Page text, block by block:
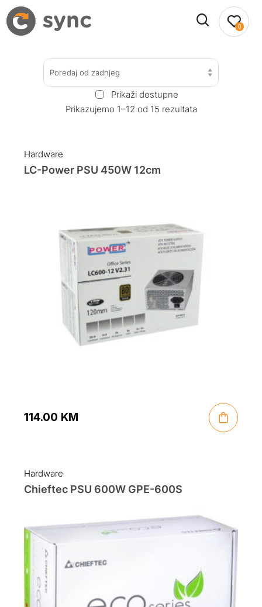
0
Poredaj od zadnjeg
Prikaži dostupne
Prikazujemo 1–12 od 15 rezultata
Hardware
LC-Power PSU 450W 12cm
114.00 KM
Hardware
Chieftec PSU 600W GPE-600S